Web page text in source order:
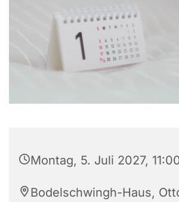
Montag, 5. Juli 2027,
Bodelschwingh-Haus,